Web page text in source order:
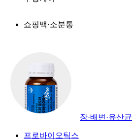
쇼핑백·소분통
장·배변·유산균
프로바이오틱스